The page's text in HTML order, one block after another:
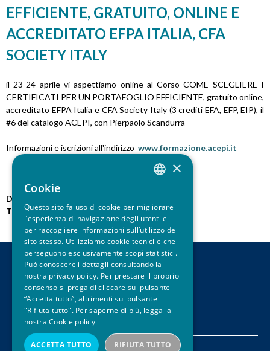
e
i
u
i
EFFICIENTE, GRATUITO, ONLINE E
ACCREDITATO EFPA ITALIA, CFA
SOCIETY ITALY
il 23-24 aprile vi aspettiamo online al Corso COME SCEGLIERE I
CERTIFICATI PER UN PORTAFOGLIO EFFICIENTE, gratuito online,
accreditato EFPA Italia e CFA Society Italy (3 crediti EFA, EFP, EIP), il
#6 del catalogo ACEPI, con Pierpaolo Scandurra
Informazioni e iscrizioni all'indirizzo www.formazione.acepi.it
Data pubblicazione:
Tipo notizia:News
CONTATTI
LEGAL DISCLAIMER
PRIVACY
CREDITS
×
Cookie
Questo sito fa uso di cookie per migliorare
l’esperienza di navigazione degli utenti e
per raccogliere informazioni sull’utilizzo del
sito stesso. Utilizziamo cookie tecnici e che
perseguono esclusivamente scopi statistici.
Può conoscere i dettagli consultando la
nostra privacy policy. Per prestare il proprio
consenso si prega di cliccare sul pulsante
“Accetta tutto”, altrimenti sul pulsante
"Rifiuta tutto". Per saperne di più, legga la
nostra Cookie policy
ACCETTA TUTTO RIFIUTA TUTTO